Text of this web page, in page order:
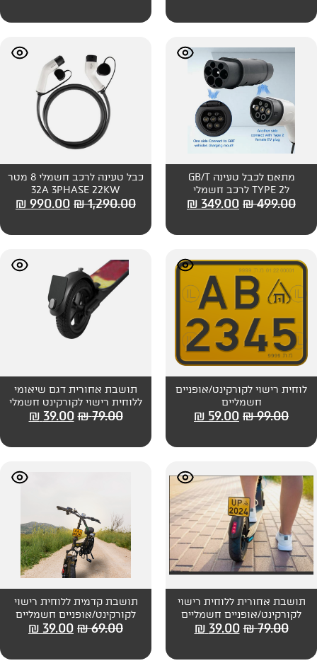
מתאם לכבל טעינה GB/T
₪
כבל טעינה לרכב חשמלי 8 מטר
32A 3PHASE 22KW
1,290.00
990.00
₪
אופניים
₪
תושבת אחורית דגם שיאומי
ללוחית רישוי לקורקינט חשמלי
79.00
₪
אחורית ללוחית רישוי
חשמליים
₪
תושבת קדמית ללוחית רישוי
לקורקינט/אופניים חשמליים
69.00
₪